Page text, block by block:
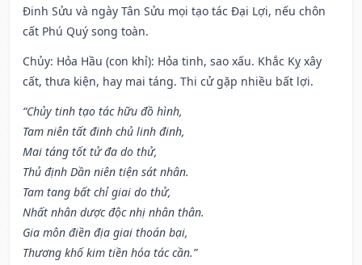
Đinh Sửu và ngày Tân Sửu mọi tạo tác Đại Lợi, nếu chôn
cất Phú Quý song toàn.
Chủy: Hỏa Hầu (con khỉ): Hỏa tinh, sao xấu. Khắc Kỵ xây
cất, thưa kiện, hay mai táng. Thi cử gặp nhiều bất lợi.
“Chủy tinh tạo tác hữu đồ hình,
Tam niên tất đinh chủ linh đinh,
Mai táng tốt tử đa do thử,
Thủ định Dần niên tiện sát nhân.
Tam tang bất chỉ giai do thử,
Nhất nhân dược độc nhị nhân thân.
Gia môn điền địa giai thoán bại,
Thương khố kim tiền hóa tác cần.”